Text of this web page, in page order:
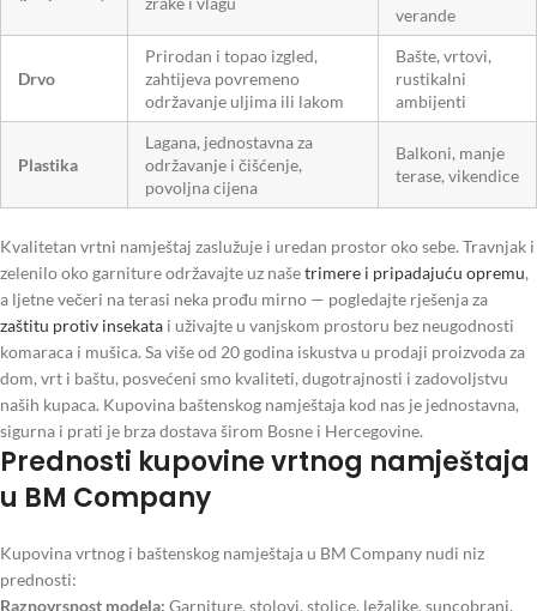
verande
Drvo
Prirodan i topao izgled,
zahtijeva povremeno
održavanje uljima ili lakom
Bašte, vrtovi,
rustikalni
ambijenti
Plastika
Lagana, jednostavna za
održavanje i čišćenje,
povoljna cijena
Balkoni, manje
terase, vikendice
Kvalitetan vrtni namještaj zaslužuje i uredan prostor oko sebe. Travnjak i
zelenilo oko garniture održavajte uz našetrimere i pripadajuću opremu,
a ljetne večeri na terasi neka prođu mirno — pogledajte rješenja za
zaštitu protiv insekata i uživajte u vanjskom prostoru bez neugodnosti
komaraca i mušica. Sa više od 20 godina iskustva u prodaji proizvoda za
dom, vrt i baštu, posvećeni smo kvaliteti, dugotrajnosti i zadovoljstvu
naših kupaca. Kupovina baštenskog namještaja kod nas je jednostavna,
sigurna i prati je brza dostava širom Bosne i Hercegovine.
Prednosti kupovine vrtnog namještaja
u BM Company
Kupovina vrtnog i baštenskog namještaja u BM Company nudi niz
prednosti:
Raznovrsnost modela: Garniture, stolovi, stolice, ležaljke, suncobrani,